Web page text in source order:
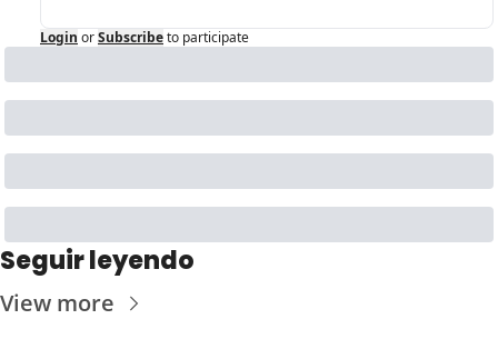
Login orSubscribeto participate
Seguir leyendo
View more